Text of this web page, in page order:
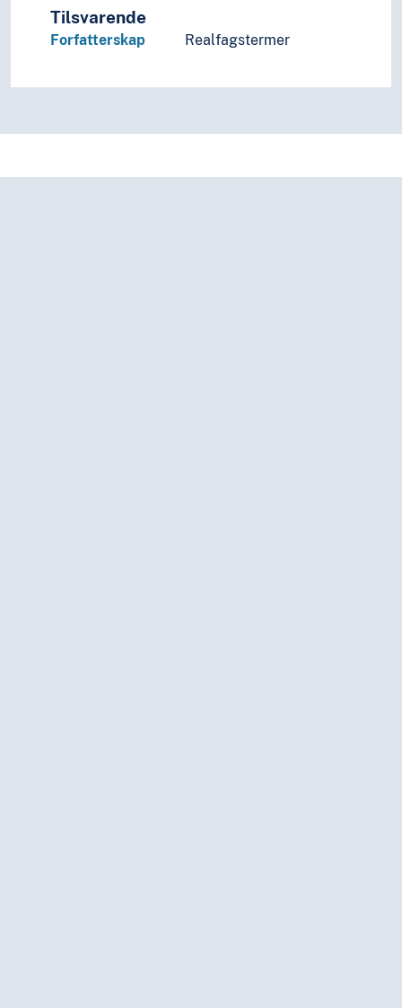
Tilsvarende
Forfatterskap Realfagstermer